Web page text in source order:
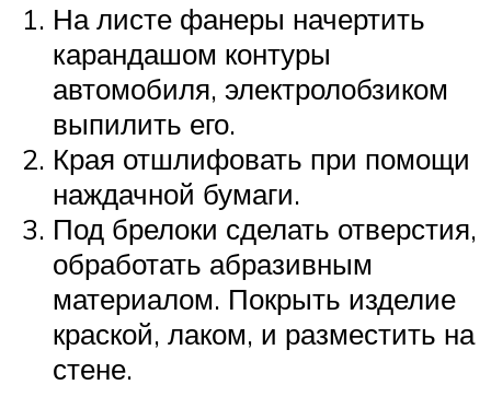
На листе фанеры начертить
карандашом контуры
автомобиля, электролобзиком
выпилить его.
Края отшлифовать при помощи
наждачной бумаги.
Под брелоки сделать отверстия,
обработать абразивным
материалом. Покрыть изделие
краской, лаком, и разместить на
стене.